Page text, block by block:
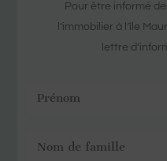
Pour être informé
l’immobilier à l’île
lettre